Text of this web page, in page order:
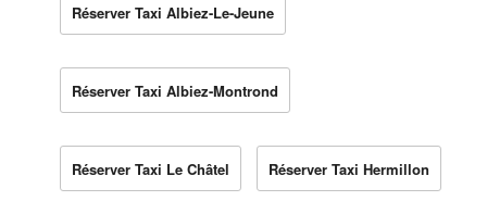
Réserver Taxi Albiez-Le-Jeune
Réserver Taxi Albiez-Montrond
Réserver Taxi Le Châtel Réserver Taxi Hermillon